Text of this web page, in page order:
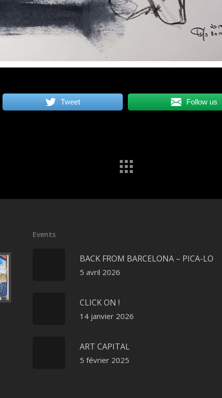
Tweet Follow us
Events
BACK FROM BARCELONA – PICA-LO
5 avril 2026
CLICK ON !
14 janvier 2026
ART CAPITAL
5 février 2025